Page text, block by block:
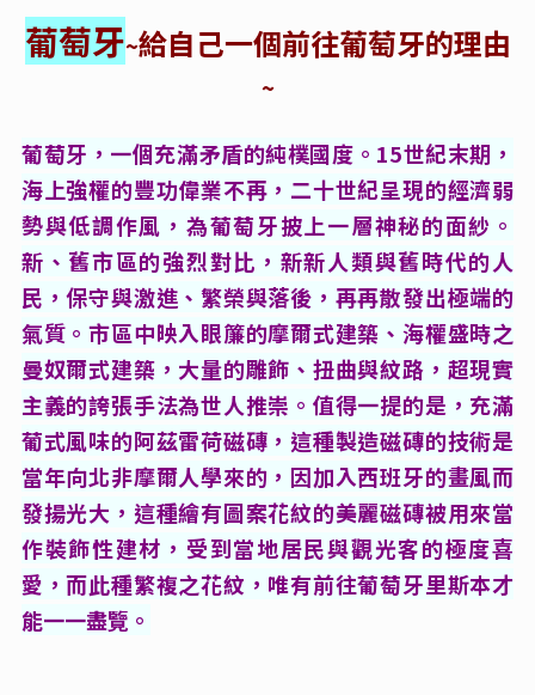
葡萄牙~給自己一個前往葡萄牙的理由
~
葡萄牙，一個充滿矛盾的純樸國度。15世紀末期，
海上強權的豐功偉業不再，二十世紀呈現的經濟弱
勢與低調作風，為葡萄牙披上一層神秘的面紗。
新、舊市區的強烈對比，新新人類與舊時代的人
民，保守與激進、繁榮與落後，再再散發出極端的
氣質。市區中映入眼簾的摩爾式建築、海權盛時之
曼奴爾式建築，大量的雕飾、扭曲與紋路，超現實
主義的誇張手法為世人推崇。值得一提的是，充滿
葡式風味的阿茲雷荷磁磚，這種製造磁磚的技術是
當年向北非摩爾人學來的，因加入西班牙的畫風而
發揚光大，這種繪有圖案花紋的美麗磁磚被用來當
作裝飾性建材，受到當地居民與觀光客的極度喜
愛，而此種繁複之花紋，唯有前往葡萄牙里斯本才
能一一盡覽。